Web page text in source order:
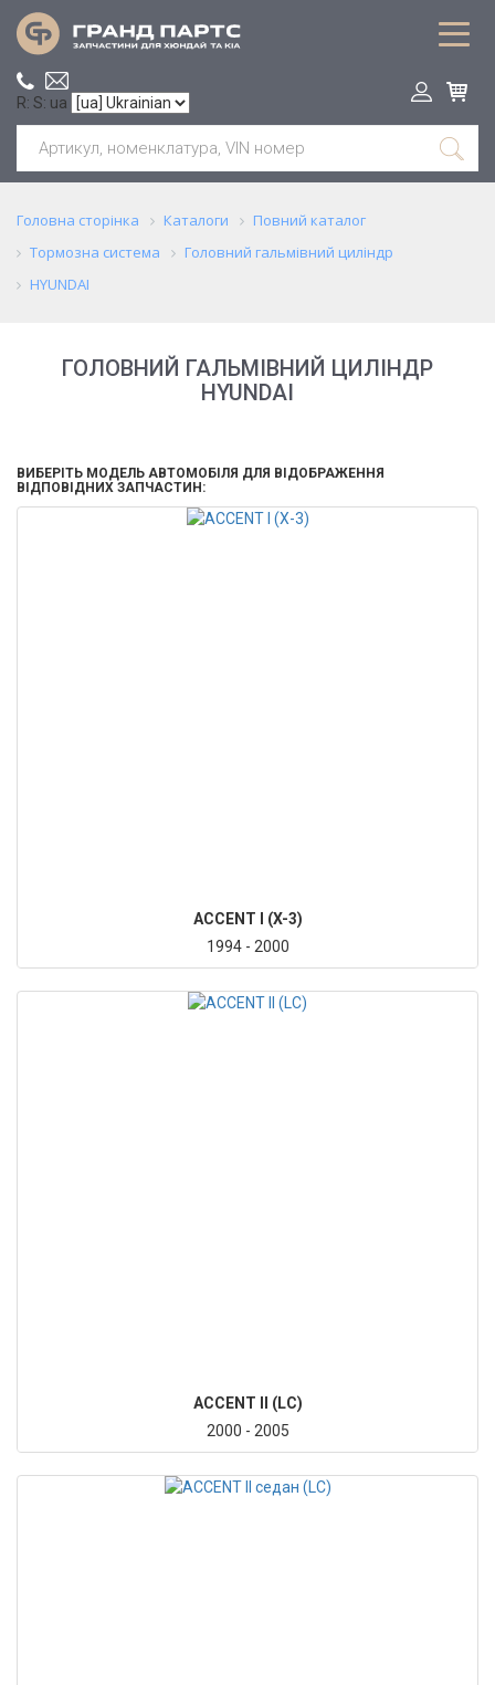
R: S: ua
Головна сторінка Каталоги
Повний каталог
Тормозна система
Головний гальмівний циліндр
HYUNDAI
ГОЛОВНИЙ ГАЛЬМІВНИЙ ЦИЛІНДР
HYUNDAI
ВИБЕРІТЬ МОДЕЛЬ АВТОМОБІЛЯ ДЛЯ ВІДОБРАЖЕННЯ
ВІДПОВІДНИХ ЗАПЧАСТИН:
ACCENT I (X-3)
1994 - 2000
ACCENT II (LC)
2000 - 2005